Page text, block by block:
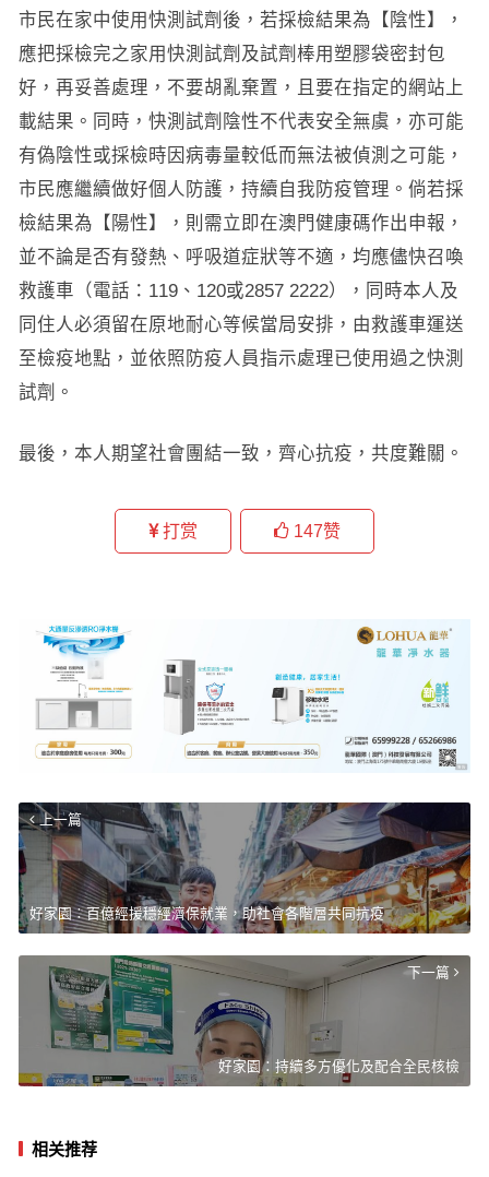
市民在家中使用快測試劑後，若採檢結果為【陰性】，
應把採檢完之家用快測試劑及試劑棒用塑膠袋密封包
好，再妥善處理，不要胡亂棄置，且要在指定的網站上
載結果。同時，快測試劑陰性不代表安全無虞，亦可能
有偽陰性或採檢時因病毒量較低而無法被偵測之可能，
市民應繼續做好個人防護，持續自我防疫管理。倘若採
檢結果為【陽性】，則需立即在澳門健康碼作出申報，
並不論是否有發熱、呼吸道症狀等不適，均應儘快召喚
救護車（電話：119、120或2857 2222），同時本人及
同住人必須留在原地耐心等候當局安排，由救護車運送
至檢疫地點，並依照防疫人員指示處理已使用過之快測
試劑。
最後，本人期望社會團結一致，齊心抗疫，共度難關。
打赏 147赞
上一篇
好家園︰百億經援穩經濟保就業，助社會各階層共同抗疫
下一篇
好家園：持續多方優化及配合全民核檢
相关推荐